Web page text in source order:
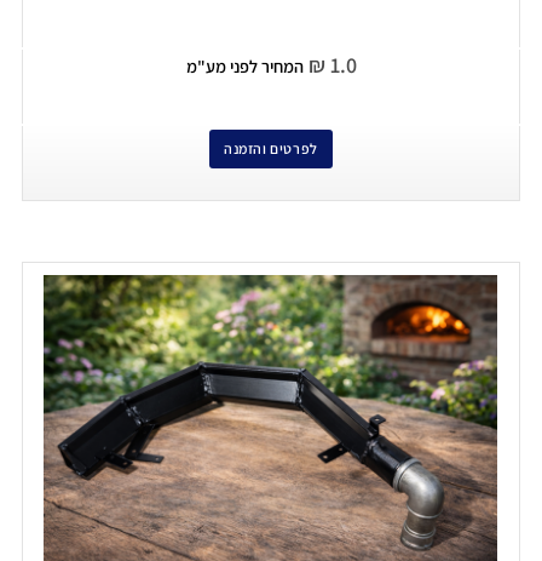
₪ 1.0 המחיר לפני מע"מ
לפרטים והזמנה